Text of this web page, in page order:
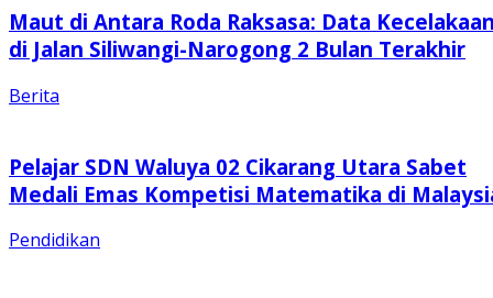
Maut di Antara Roda Raksasa: Data
di Jalan Siliwangi-Narogong 2 Bulan Terakhir
Berita
Pelajar SDN Waluya 02 Cikarang Utara Sabet
Medali Emas Kompetisi Matematika di
Pendidikan